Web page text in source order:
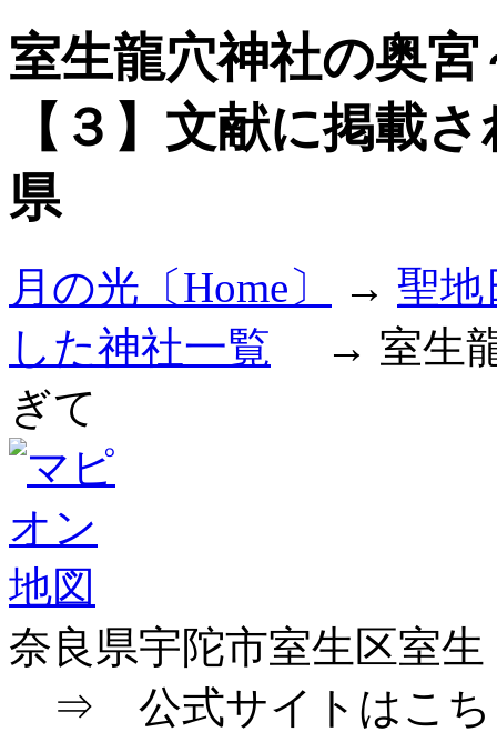
室生龍穴神社の奥
【３】文献に掲載
県
月の光〔Home〕 → 聖地
した神社一覧 → 室生龍
ぎて
奈良県宇陀市室生区室
⇒ 公式サイトはこち